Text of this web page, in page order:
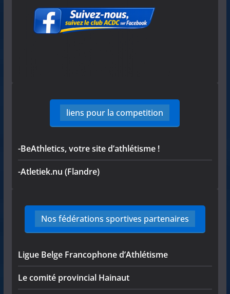
liens pour la competition
-BeAthletics, votre site d’athlétisme !
-Atletiek.nu (Flandre)
Nos fédérations sportives partenaires
Ligue Belge Francophone d’Athlétisme
Le comité provincial Hainaut